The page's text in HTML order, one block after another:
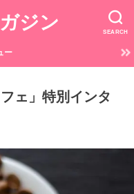
SEARCH
ジン
ー
ェ」特別インタ